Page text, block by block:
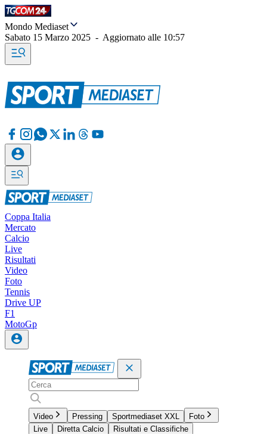
Mondo Mediaset
Sabato 15 Marzo 2025 - Aggiornato alle 10:57
Coppa Italia
Mercato
Calcio
Live
Risultati
Video
Foto
Tennis
Drive UP
F1
MotoGp
Video Pressing Sportmediaset XXL
Foto
Live
Diretta Calcio
Risultati e Classifiche